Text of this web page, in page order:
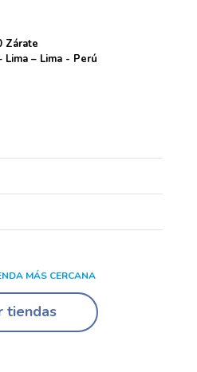
Zárate
Lima – Lima - Perú
MÁS CERCANA
tiendas